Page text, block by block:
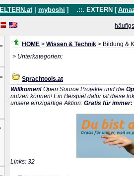
ELTERN.at myboshi ] .::. EXTERN [
HOME > Wissen & Technik > Bildung &
> Unterkategorien:
Sprachtools.at
Willkomen! Open Source Projekte und die
nutzen können! Ein Beispiel dafür ist diese
unsere einzigartige Aktion: Gratis für immer:
Links: 32